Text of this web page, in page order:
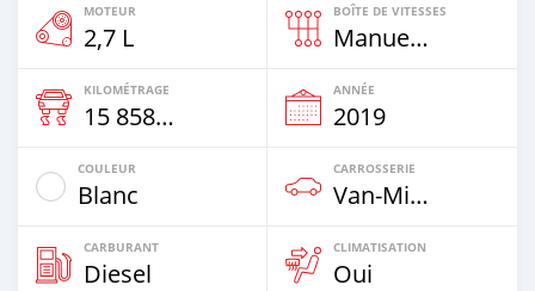
MOTEUR
2,7 L
BOÎTE DE VITESSES
Manuelle
KILOMÉTRAGE
15 858 Km
ANNÉE
2019
COULEUR
Blanc
CARROSSERIE
Van‒Minibus
CARBURANT
Diesel
CLIMATISATION
Oui